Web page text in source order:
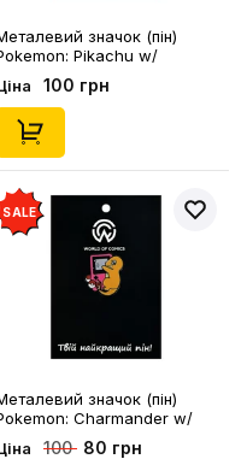
значок (пін)
Pikachu w/
Nintendo, (13007)
100 грн
SALE
значок (пін)
Charmander w/
Nintendo, (13010)
100 80 грн